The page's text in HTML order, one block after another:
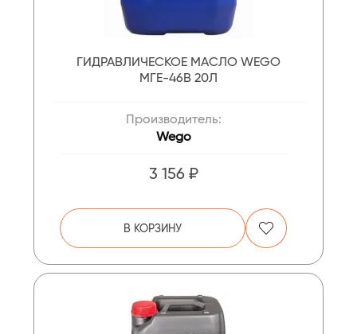
ГИДРАВЛИЧЕСКОЕ МАСЛО WEGO
МГЕ-46В 20Л
Производитель:
Wego
3 156 ₽
В КОРЗИНУ